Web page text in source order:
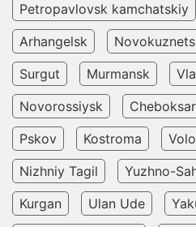
Petropavlovsk kamchatskiy
Arhangelsk
Surgut
Murmansk
Novorossiysk
Pskov
Kostroma
Nizhniy Tagil
Yuzhno-
Kurgan
Ulan Ude